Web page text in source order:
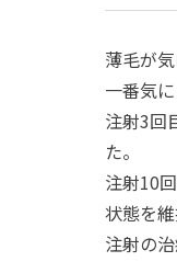
薄毛が
一番気
注射3回
た。
注射10
状態を
注射の